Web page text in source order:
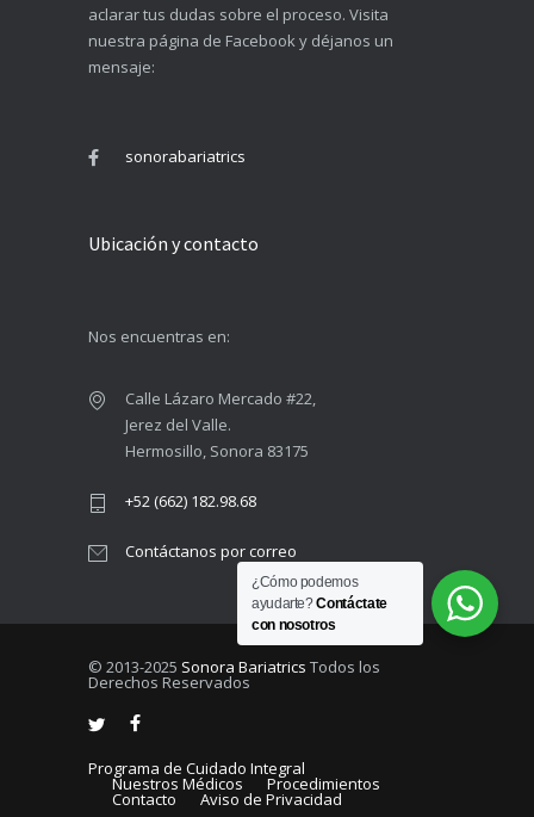
aclarar tus dudas sobre el proceso. Visita
nuestra página de Facebook y déjanos un
mensaje:
sonorabariatrics
Ubicación y contacto
Nos encuentras en:
Calle Lázaro Mercado #22,
Jerez del Valle.
Hermosillo, Sonora 83175
+52 (662) 182.98.68
Contáctanos por correo
© 2013-2025 Sonora Bariatrics Todos los
Derechos Reservados
Programa de Cuidado Integral
Nuestros Médicos Procedimientos
Contacto Aviso de Privacidad
¿Cómo podemos
ayudarte?Contáctate
con nosotros